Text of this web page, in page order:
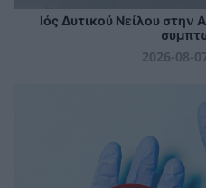
Ιός Δυτικού Νείλου στην
2026-08-